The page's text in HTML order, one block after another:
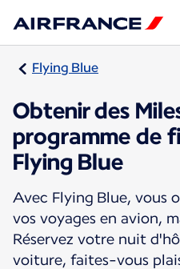
Flying Blue
Obtenir des
programme de
Flying Blue
Avec Flying Blue, vous
vos voyages en avion,
Réservez votre nuit
voiture, faites-vous